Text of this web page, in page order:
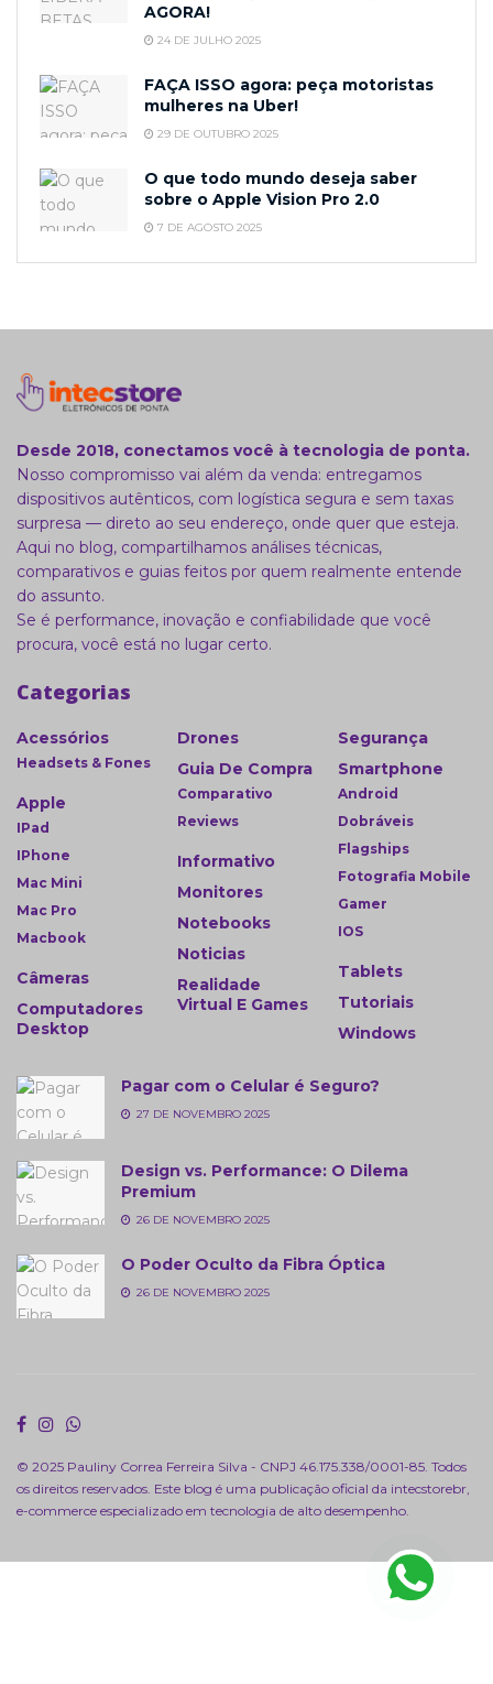
AGORA!
24 DE JULHO 2025
FAÇA ISSO agora: peça motoristas
mulheres na Uber!
29 DE OUTUBRO 2025
O que todo mundo deseja saber
sobre o Apple Vision Pro 2.0
7 DE AGOSTO 2025
Desde 2018, conectamos você à tecnologia de ponta.
Nosso compromisso vai além da venda: entregamos
dispositivos autênticos, com logística segura e sem taxas
surpresa — direto ao seu endereço, onde quer que esteja.
Aqui no blog, compartilhamos análises técnicas,
comparativos e guias feitos por quem realmente entende
do assunto.
Se é performance, inovação e confiabilidade que você
procura, você está no lugar certo.
Categorias
Acessórios
Headsets & Fones
Apple
IPad
IPhone
Mac Mini
Mac Pro
Macbook
Câmeras
Computadores
Desktop
Drones
Guia De Compra
Comparativo
Reviews
Informativo
Monitores
Notebooks
Noticias
Realidade
Virtual E Games
Segurança
Smartphone
Android
Dobráveis
Flagships
Fotografia Mobile
Gamer
IOS
Tablets
Tutoriais
Windows
Pagar com o Celular é Seguro?
27 DE NOVEMBRO 2025
Design vs. Performance: O Dilema
Premium
26 DE NOVEMBRO 2025
O Poder Oculto da Fibra Óptica
26 DE NOVEMBRO 2025
© 2025 Pauliny Correa Ferreira Silva - CNPJ 46.175.338/0001-85. Todos
os direitos reservados. Este blog é uma publicação oficial da intecstorebr,
e-commerce especializado em tecnologia de alto desempenho.